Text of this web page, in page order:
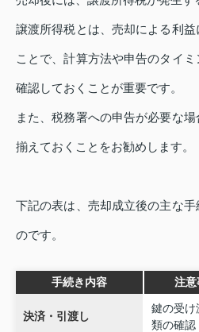
譲渡所得税とは、売却による利
ことで、計算方法や申告のタイ
確認しておくことが重要です。
また、税務署への申告が必要な
揃えておくことをお勧めします。
下記の表は、売却成立後の主な
のです。
手続き内容 注意
決済・引渡し
鍵の受け
類の確認